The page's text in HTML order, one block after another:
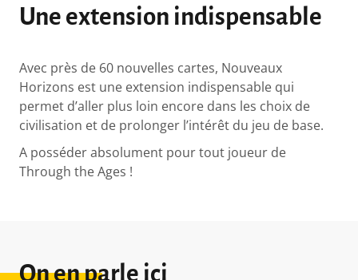
Une extension indispensable
Avec près de 60 nouvelles cartes, Nouveaux
Horizons est une extension indispensable qui
permet d’aller plus loin encore dans les choix de
civilisation et de prolonger l’intérêt du jeu de base.
A posséder absolument pour tout joueur de
Through the Ages !
On en parle ici